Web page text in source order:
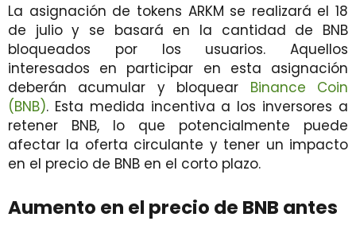
La asignación de tokens ARKM se realizará el 18
de julio y se basará en la cantidad de BNB
bloqueados por los usuarios. Aquellos
interesados en participar en esta asignación
deberán acumular y bloquear Binance Coin
(BNB). Esta medida incentiva a los inversores a
retener BNB, lo que potencialmente puede
afectar la oferta circulante y tener un impacto
en el precio de BNB en el corto plazo.
Aumento en el precio de BNB antes